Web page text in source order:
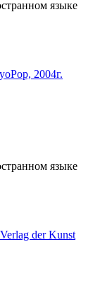
языке
2004г.
языке
der Kunst